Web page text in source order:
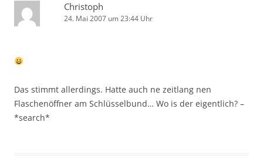
Christoph
24. Mai 2007 um 23:44 Uhr
Das stimmt allerdings. Hatte auch ne zeitlang nen
Flaschenöffner am Schlüsselbund… Wo is der eigentlich? –
*search*